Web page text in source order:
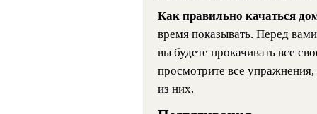
Как правильно качаться
время показывать. Перед
вы будете прокачивать все
просмотрите все
из них.